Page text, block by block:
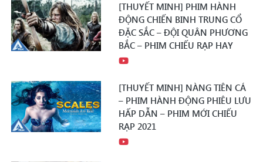
[THUYẾT MINH] PHIM HÀNH
ĐỘNG CHIẾN BINH TRUNG CỔ
ĐẶC SẮC – ĐỘI QUÂN PHƯƠNG
BẮC – PHIM CHIẾU RẠP HAY
[THUYẾT MINH] NÀNG TIÊN CÁ
– PHIM HÀNH ĐỘNG PHIÊU LƯU
HẤP DẪN – PHIM MỚI CHIẾU
RẠP 2021